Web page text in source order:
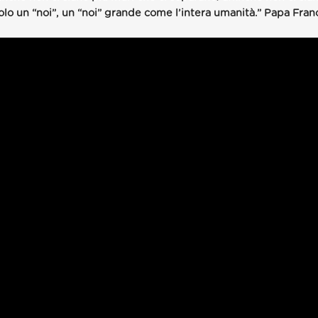
un “noi”, un “noi” grande come l’intera umanità.” Papa